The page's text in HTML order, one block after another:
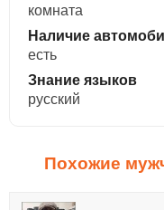
комната
Наличие
есть
Знание языков
русский
Похожие